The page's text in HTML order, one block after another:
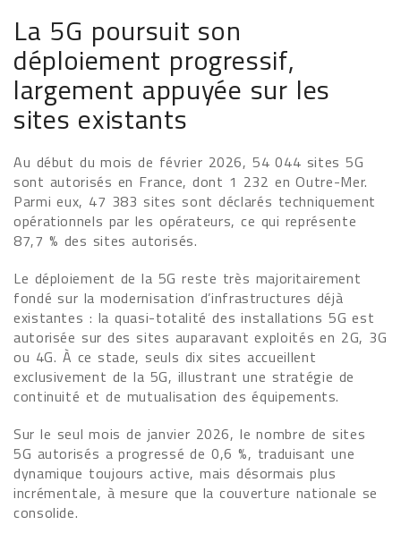
La 5G poursuit son
déploiement progressif,
largement appuyée sur les
sites existants
Au début du mois de février 2026, 54 044 sites 5G
sont autorisés en France, dont 1 232 en Outre-Mer.
Parmi eux, 47 383 sites sont déclarés techniquement
opérationnels par les opérateurs, ce qui représente
87,7 % des sites autorisés.
Le déploiement de la 5G reste très majoritairement
fondé sur la modernisation d’infrastructures déjà
existantes : la quasi-totalité des installations 5G est
autorisée sur des sites auparavant exploités en 2G, 3G
ou 4G. À ce stade, seuls dix sites accueillent
exclusivement de la 5G, illustrant une stratégie de
continuité et de mutualisation des équipements.
Sur le seul mois de janvier 2026, le nombre de sites
5G autorisés a progressé de 0,6 %, traduisant une
dynamique toujours active, mais désormais plus
incrémentale, à mesure que la couverture nationale se
consolide.